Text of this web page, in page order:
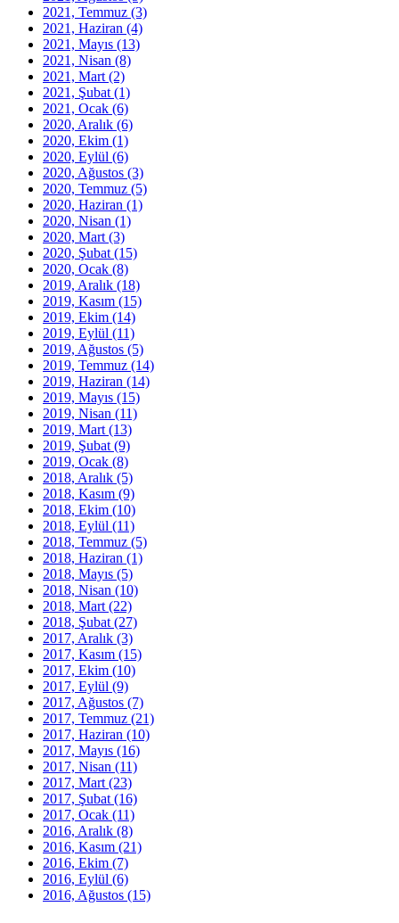
2021, Temmuz (3)
2021, Haziran (4)
2021, Mayıs (13)
2021, Nisan (8)
2021, Mart (2)
2021, Şubat (1)
2021, Ocak (6)
2020, Aralık (6)
2020, Ekim (1)
2020, Eylül (6)
2020, Ağustos (3)
2020, Temmuz (5)
2020, Haziran (1)
2020, Nisan (1)
2020, Mart (3)
2020, Şubat (15)
2020, Ocak (8)
2019, Aralık (18)
2019, Kasım (15)
2019, Ekim (14)
2019, Eylül (11)
2019, Ağustos (5)
2019, Temmuz (14)
2019, Haziran (14)
2019, Mayıs (15)
2019, Nisan (11)
2019, Mart (13)
2019, Şubat (9)
2019, Ocak (8)
2018, Aralık (5)
2018, Kasım (9)
2018, Ekim (10)
2018, Eylül (11)
2018, Temmuz (5)
2018, Haziran (1)
2018, Mayıs (5)
2018, Nisan (10)
2018, Mart (22)
2018, Şubat (27)
2017, Aralık (3)
2017, Kasım (15)
2017, Ekim (10)
2017, Eylül (9)
2017, Ağustos (7)
2017, Temmuz (21)
2017, Haziran (10)
2017, Mayıs (16)
2017, Nisan (11)
2017, Mart (23)
2017, Şubat (16)
2017, Ocak (11)
2016, Aralık (8)
2016, Kasım (21)
2016, Ekim (7)
2016, Eylül (6)
2016, Ağustos (15)